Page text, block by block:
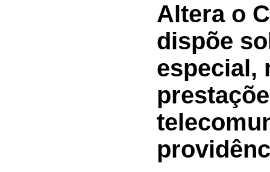
Altera o
dispõe
especial,